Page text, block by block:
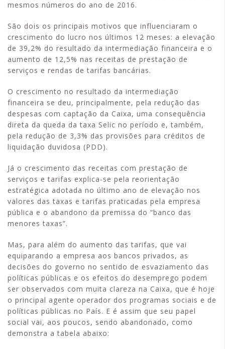
mesmos números do ano de 2016.
São dois os principais motivos que influenciaram o
crescimento do lucro nos últimos 12 meses: a elevação
de 39,2% do resultado da intermediação financeira e o
aumento de 12,5% nas receitas de prestação de
serviços e rendas de tarifas bancárias.
O crescimento no resultado da intermediação
financeira se deu, principalmente, pela redução das
despesas com captação da Caixa, uma consequência
direta da queda da taxa Selic no período e, também,
pela redução de 3,3% das provisões para créditos de
liquidação duvidosa (PDD).
Já o crescimento das receitas com prestação de
serviços e tarifas explica-se pela reorientação
estratégica adotada no último ano de elevação nos
valores das taxas e tarifas praticadas pela empresa
pública e o abandono da premissa do “banco das
menores taxas”.
Mas, para além do aumento das tarifas, que vai
equiparando a empresa aos bancos privados, as
decisões do governo no sentido de esvaziamento das
políticas públicas e os efeitos do desemprego podem
ser observados com muita clareza na Caixa, que é hoje
o principal agente operador dos programas sociais e de
políticas públicas no País. E é assim que seu papel
social vai, aos poucos, sendo abandonado, como
demonstra a tabela abaixo: